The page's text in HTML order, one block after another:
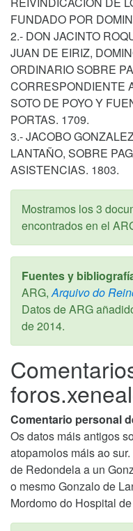
FUNDADO POR
2.- DON JACINTO
JUAN DE EIRIZ,
ORDINARIO SOBRE
CORRESPONDIENTE
SOTO DE POYO Y
PORTAS. 1709.
3.- JACOBO
LANTAÑO, SOBRE
ASISTENCIAS. 1803.
Mostramos los 3
encontrados en el
Fuentes y
ARG,Arquivo do
Datos de ARG
de 2014.
Comentario personal
Os datos máis antigos
atopamolos máis ao
de Redondela a un
o mesmo Gonzalo de
Mordomo do Hospital